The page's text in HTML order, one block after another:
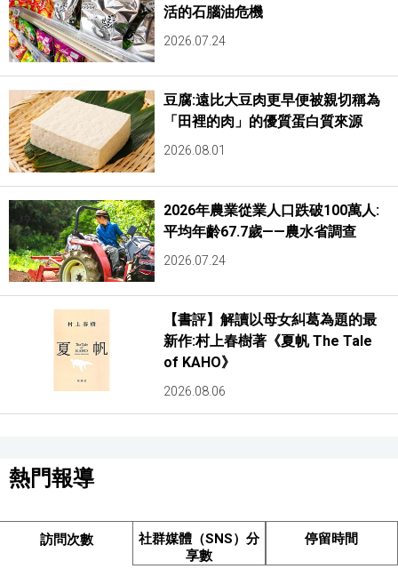
活的石腦油危機
2026.07.24
豆腐:遠比大豆肉更早便被親切稱為
「田裡的肉」的優質蛋白質來源
2026.08.01
2026年農業從業人口跌破100萬人:
平均年齡67.7歲——農水省調查
2026.07.24
【書評】解讀以母女糾葛為題的最
新作:村上春樹著《夏帆 The Tale
of KAHO》
2026.08.06
熱門報導
訪問次數
社群媒體（SNS）分
享數
停留時間